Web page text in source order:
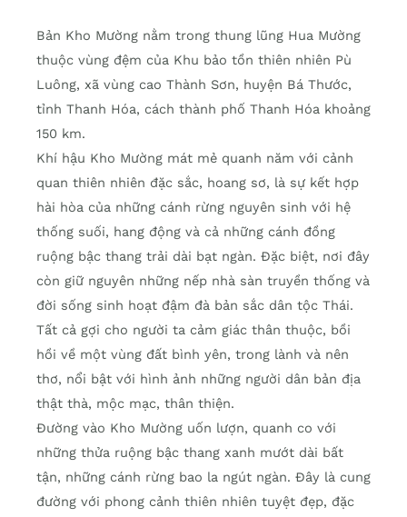
Bản Kho Mường nằm trong thung lũng Hua Mường
thuộc vùng đệm của Khu bảo tồn thiên nhiên Pù
Luông, xã vùng cao Thành Sơn, huyện Bá Thước,
tỉnh Thanh Hóa, cách thành phố Thanh Hóa khoảng
150 km.
Khí hậu Kho Mường mát mẻ quanh năm với cảnh
quan thiên nhiên đặc sắc, hoang sơ, là sự kết hợp
hài hòa của những cánh rừng nguyên sinh với hệ
thống suối, hang động và cả những cánh đồng
ruộng bậc thang trải dài bạt ngàn. Đặc biệt, nơi đây
còn giữ nguyên những nếp nhà sàn truyền thống và
đời sống sinh hoạt đậm đà bản sắc dân tộc Thái.
Tất cả gợi cho người ta cảm giác thân thuộc, bồi
hồi về một vùng đất bình yên, trong lành và nên
thơ, nổi bật với hình ảnh những người dân bản địa
thật thà, mộc mạc, thân thiện.
Đường vào Kho Mường uốn lượn, quanh co với
những thửa ruộng bậc thang xanh mướt dài bất
tận, những cánh rừng bao la ngút ngàn. Đây là cung
đường với phong cảnh thiên nhiên tuyệt đẹp, đặc